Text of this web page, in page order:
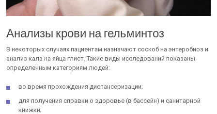
Анализы крови на гельминтоз
В некоторых случаях пациентам назначают соскоб на энтеробиоз и
анализ кала на яйца глист. Такие виды исследований показаны
определенным категориям людей:
во время прохождения диспансеризации;
для получения справки о здоровье (в бассейн) и санитарной
книжки;